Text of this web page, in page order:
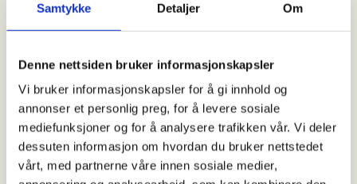
Samtykke Detaljer Om
Denne nettsiden bruker informasjonskapsler
Vi bruker informasjonskapsler for å gi innhold og
annonser et personlig preg, for å levere sosiale
mediefunksjoner og for å analysere trafikken vår. Vi deler
dessuten informasjon om hvordan du bruker nettstedet
vårt, med partnerne våre innen sosiale medier,
Kontaktperson
eirikstivold@gmail.com
FISKE MED FLUE I ADVOKATEN :)
I år som i fjor, ønskes unge fiskere med interesse
for fluefiske, velkommen til en dag i Advokaten!